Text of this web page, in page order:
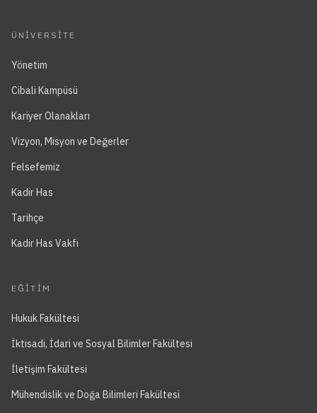
ÜNIVERSITE
Yönetim
Cibali Kampüsü
Kariyer Olanakları
Vizyon, Misyon ve Değerler
Felsefemiz
Kadir Has
Tarihçe
Kadir Has Vakfı
EĞITIM
Hukuk Fakültesi
İktisadi, İdari ve Sosyal Bilimler Fakültesi
İletişim Fakültesi
Mühendislik ve Doğa Bilimleri Fakültesi